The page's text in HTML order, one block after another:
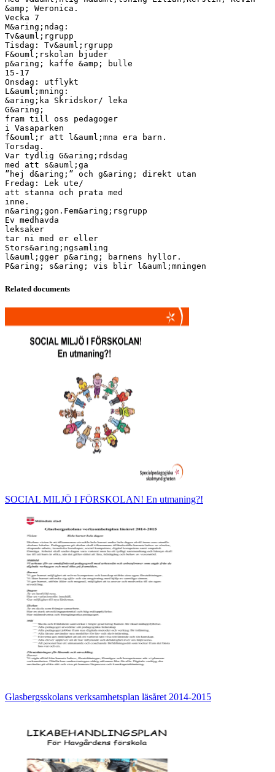
&amp; Weronica.
Vecka 7
M&aring;ndag:
Tv&auml;rgrupp
Tisdag: Tv&auml;rgrupp
F&ouml;rskolan bjuder
p&aring; kaffe &amp; bulle
15-17
Onsdag: utflykt
L&auml;mning:
&aring;ka Skridskor/ leka
G&aring;
fram till oss pedagoger
i Vasaparken
f&ouml;r att l&auml;mna era barn.
Torsdag.
Var tydlig G&aring;rdsdag
med att s&auml;ga
”hej d&aring;” och g&aring; direkt utan
Fredag: Lek ute/
att stanna och prata med
inne.
n&aring;gon.Fem&aring;rsgrupp
Ev medhavda
leksaker
tar ni med er eller
Stors&aring;ngsamling
l&auml;gger p&aring; barnens hyllor.
Related documents
SOCIAL MILJÖ I FÖRSKOLAN! En utmaning?!
Glasbergsskolans verksamhetsplan läsåret 2014-2015